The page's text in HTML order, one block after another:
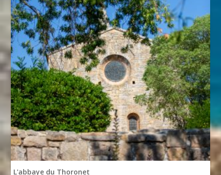
L'abbaye du Thoronet